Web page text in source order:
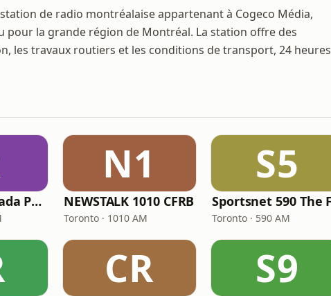
de radio montréalaise appartenant à Cogeco Média,
la grande région de Montréal. La station offre des
les travaux routiers et les conditions de transport, 24 heures
ICI Radio-Canada Première Montréal
N1
NEWSTALK 1010 CFRB
Toronto · 1010 AM
S5
Toronto · 590 AM
CR S9